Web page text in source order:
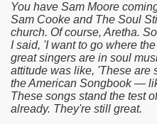
You have Sam Moore
Sam Cooke and The Soul
church. Of course, Aretha.
I said, 'I want to go where
great singers are in soul
attitude was like, 'These are
the American Songbook —
These songs stand the test
already. They're still great.